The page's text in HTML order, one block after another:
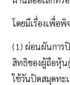
โดยมีเรื่องเพื่อ
(1) ผ่อนผันการ
สิทธิของผู้ถือหุ้น
ใช้วันปิดสมุดทะ